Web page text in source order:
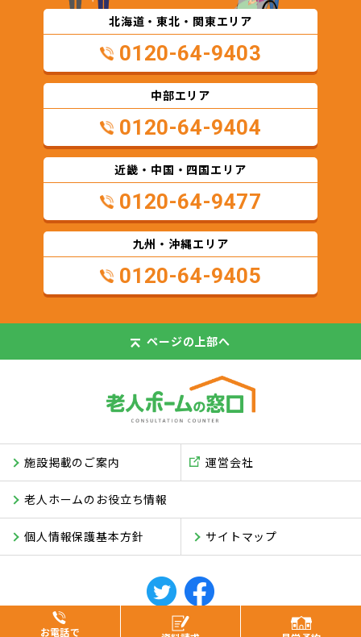
お電話で
北海道・東北・関東エリア
0120-64-9403
中部エリア
0120-64-9404
近畿・中国・四国エリア
0120-64-9477
九州・沖縄エリア
0120-64-9405
ページの上部へ
施設掲載のご案内
老人ホームのお役立ち情報
サイトマップ
運営会社
個人情報保護基本方針
© ASUKI Inc.